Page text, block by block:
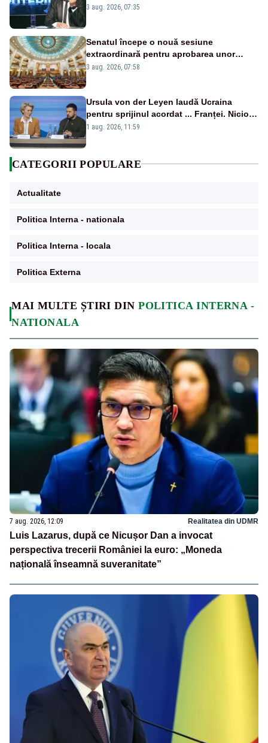
MAI MULTE ȘTIRI DINPOLITICA INTERNA -
NATIONALA
7 aug. 2026, 12:09 Realitatea din UDMR
Luis Lazarus, după ce Nicușor Dan a invocat
perspectiva trecerii României la euro: „Moneda
națională înseamnă suveranitate”
țipă mai tare, ci pe proiecte”
3 aug. 2026, 07:35
Senatul începe o nouă sesiune
extraordinară pentru aprobarea unor
jaloane din PNRR
3 aug. 2026, 07:58
Ursula von der Leyen laudă Ucraina
pentru sprijinul acordat ... Franței. Nicio
reacție privind ajutorul energetic promis
1 aug. 2026, 11:59
CATEGORII POPULARE
Actualitate
Politica Interna - nationala
Politica Interna - locala
Politica Externa